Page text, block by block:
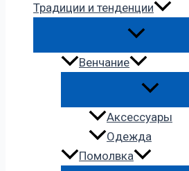
Традиции и тенденции
Венчание
Аксессуары
Одежда
Помолвка